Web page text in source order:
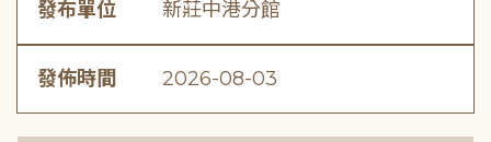
發布單位 新莊中港分館
發佈時間 2026-08-03